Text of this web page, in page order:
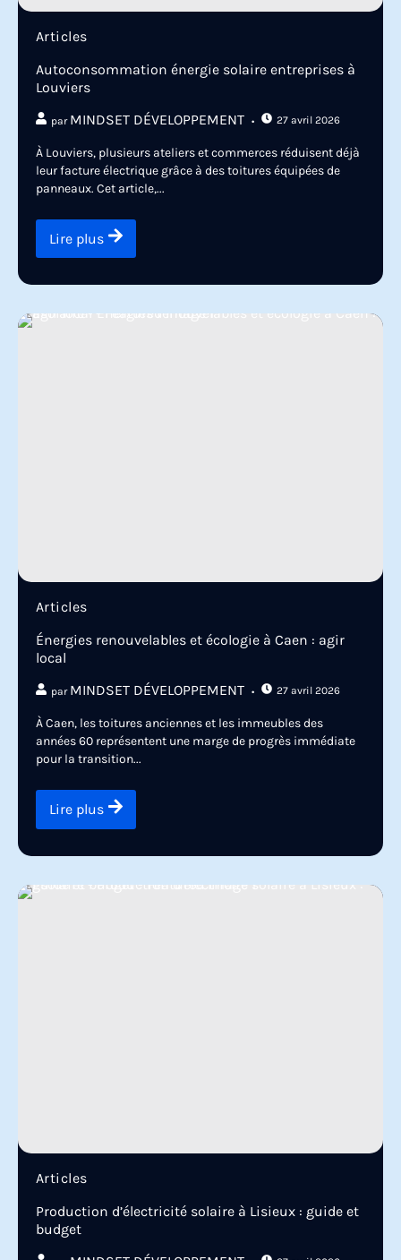
Articles
Autoconsommation énergie solaire entreprises à
Louviers
par MINDSET DÉVELOPPEMENT 27 avril 2026
À Louviers, plusieurs ateliers et commerces réduisent déjà
leur facture électrique grâce à des toitures équipées de
panneaux. Cet article,...
Lire plus
Articles
Énergies renouvelables et écologie à Caen : agir
local
par MINDSET DÉVELOPPEMENT 27 avril 2026
À Caen, les toitures anciennes et les immeubles des
années 60 représentent une marge de progrès immédiate
pour la transition...
Lire plus
Articles
Production d’électricité solaire à Lisieux : guide et
budget